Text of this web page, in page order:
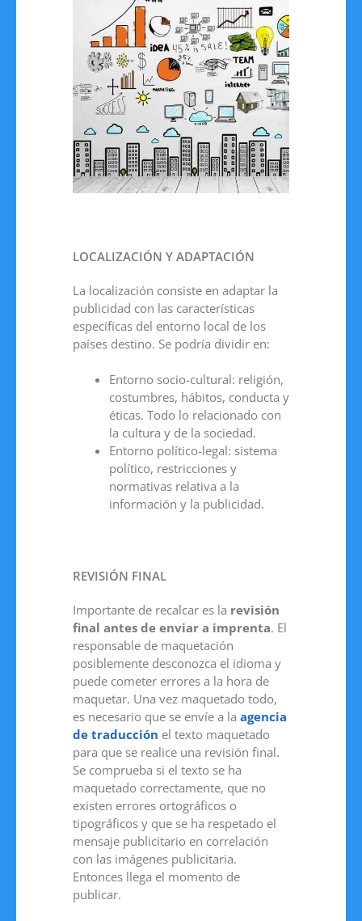
LOCALIZACIÓN Y ADAPTACIÓN
La localización consiste en adaptar la
publicidad con las características
específicas del entorno local de los
países destino. Se podría dividir en:
Entorno socio-cultural: religión,
costumbres, hábitos, conducta y
éticas. Todo lo relacionado con
la cultura y de la sociedad.
Entorno político-legal: sistema
político, restricciones y
normativas relativa a la
información y la publicidad.
REVISIÓN FINAL
Importante de recalcar es la revisión
final antes de enviar a imprenta. El
responsable de maquetación
posiblemente desconozca el idioma y
puede cometer errores a la hora de
maquetar. Una vez maquetado todo,
es necesario que se envíe a la agencia
de traducción el texto maquetado
para que se realice una revisión final.
Se comprueba si el texto se ha
maquetado correctamente, que no
existen errores ortográficos o
tipográficos y que se ha respetado el
mensaje publicitario en correlación
con las imágenes publicitaria.
Entonces llega el momento de
publicar.